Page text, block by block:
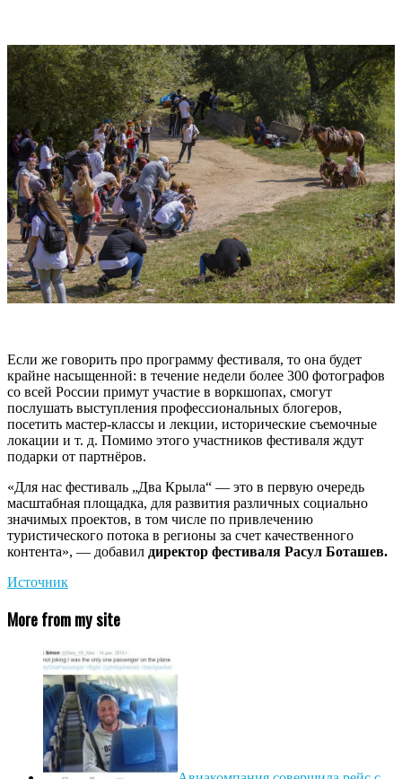
Если же говорить про программу фестиваля, то она будет
крайне насыщенной: в течение недели более 300 фотографов
со всей России примут участие в воркшопах, смогут
послушать выступления профессиональных блогеров,
посетить мастер-классы и лекции, исторические съемочные
локации и т. д. Помимо этого участников фестиваля ждут
подарки от партнёров.
«Для нас фестиваль „Два Крыла“ — это в первую очередь
масштабная площадка, для развития различных социально
значимых проектов, в том числе по привлечению
туристического потока в регионы за счет качественного
контента», — добавил директор фестиваля Расул Боташев.
Источник
More from my site